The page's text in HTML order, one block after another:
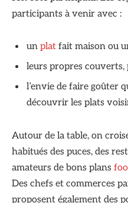
participants à venir avec :
un plat fait maison ou
leurs propres couverts,
l’envie de faire goûter
découvrir les plats
Autour de la table, on
habitués des puces, des
amateurs de bons plans
Des chefs et commerces
proposent également des